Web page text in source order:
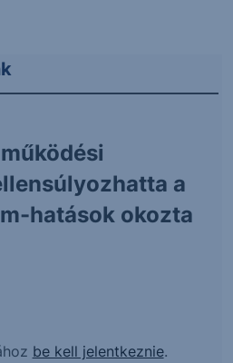
a
hatások okozta
be kell jelentkeznie.